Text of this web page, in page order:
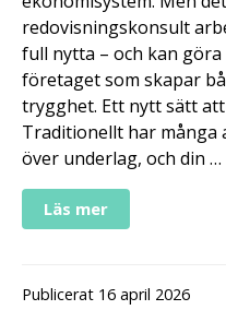
redovisningskonsult
full nytta – och kan
företaget som skapar
trygghet. Ett nytt sätt
Traditionellt har många
över underlag, och din …
Läs mer
Publicerat 16 april 2026